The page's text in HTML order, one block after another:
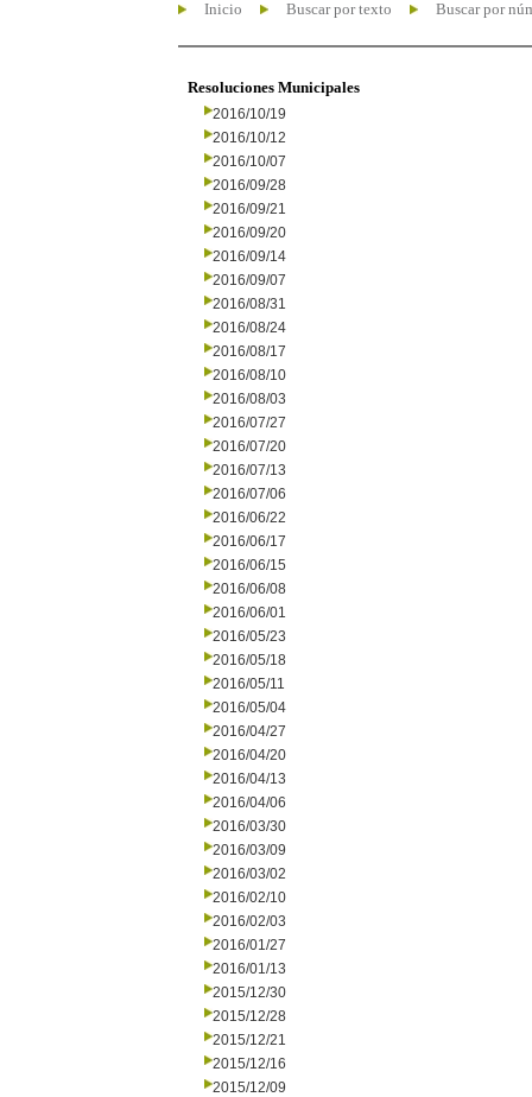
Inicio Buscar por texto Buscar por
Resoluciones Municipales
2016/10/19
2016/10/12
2016/10/07
2016/09/28
2016/09/21
2016/09/20
2016/09/14
2016/09/07
2016/08/31
2016/08/24
2016/08/17
2016/08/10
2016/08/03
2016/07/27
2016/07/20
2016/07/13
2016/07/06
2016/06/22
2016/06/17
2016/06/15
2016/06/08
2016/06/01
2016/05/23
2016/05/18
2016/05/11
2016/05/04
2016/04/27
2016/04/20
2016/04/13
2016/04/06
2016/03/30
2016/03/09
2016/03/02
2016/02/10
2016/02/03
2016/01/27
2016/01/13
2015/12/30
2015/12/28
2015/12/21
2015/12/16
2015/12/09